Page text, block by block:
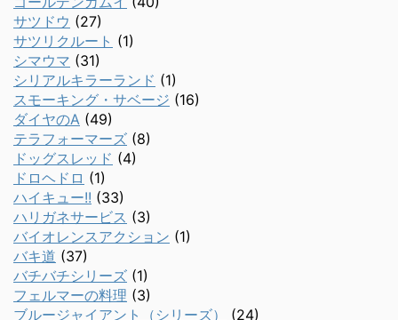
サツドウ (27)
サツリクルート (1)
シマウマ (31)
シリアルキラーランド (1)
スモーキング・サベージ (16)
ダイヤのA (49)
テラフォーマーズ (8)
ドッグスレッド (4)
ドロヘドロ (1)
ハイキュー!! (33)
ハリガネサービス (3)
バイオレンスアクション (1)
バキ道 (37)
バチバチシリーズ (1)
フェルマーの料理 (3)
ブルージャイアント（シリーズ）
(24)